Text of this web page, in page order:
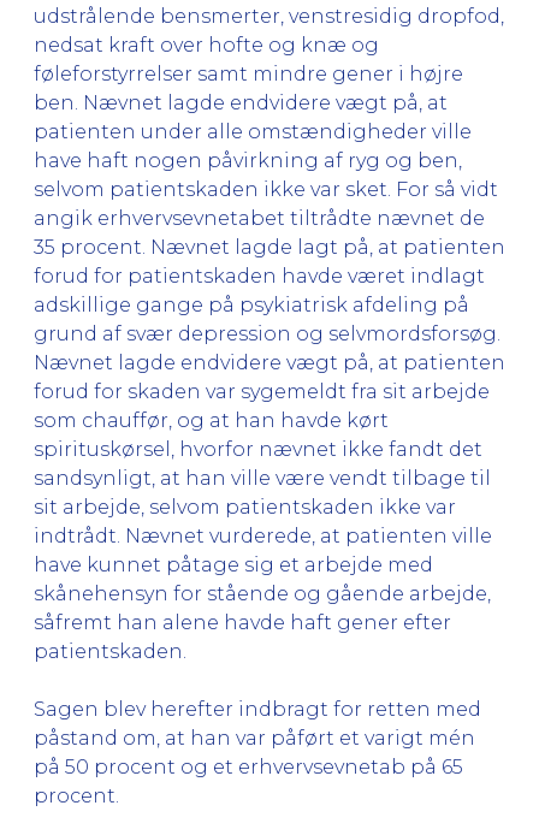
udstrålende bensmerter, venstresidig dropfod,
nedsat kraft over hofte og knæ og
føleforstyrrelser samt mindre gener i højre
ben. Nævnet lagde endvidere vægt på, at
patienten under alle omstændigheder ville
have haft nogen påvirkning af ryg og ben,
selvom patientskaden ikke var sket. For så vidt
angik erhvervsevnetabet tiltrådte nævnet de
35 procent. Nævnet lagde lagt på, at patienten
forud for patientskaden havde været indlagt
adskillige gange på psykiatrisk afdeling på
grund af svær depression og selvmordsforsøg.
Nævnet lagde endvidere vægt på, at patienten
forud for skaden var sygemeldt fra sit arbejde
som chauffør, og at han havde kørt
spirituskørsel, hvorfor nævnet ikke fandt det
sandsynligt, at han ville være vendt tilbage til
sit arbejde, selvom patientskaden ikke var
indtrådt. Nævnet vurderede, at patienten ville
have kunnet påtage sig et arbejde med
skånehensyn for stående og gående arbejde,
såfremt han alene havde haft gener efter
patientskaden.
Sagen blev herefter indbragt for retten med
påstand om, at han var påført et varigt mén
på 50 procent og et erhvervsevnetab på 65
procent.